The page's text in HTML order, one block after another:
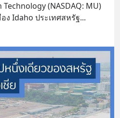
(NASDAQ: MU)
ง Idaho ประเทศสหรัฐ...